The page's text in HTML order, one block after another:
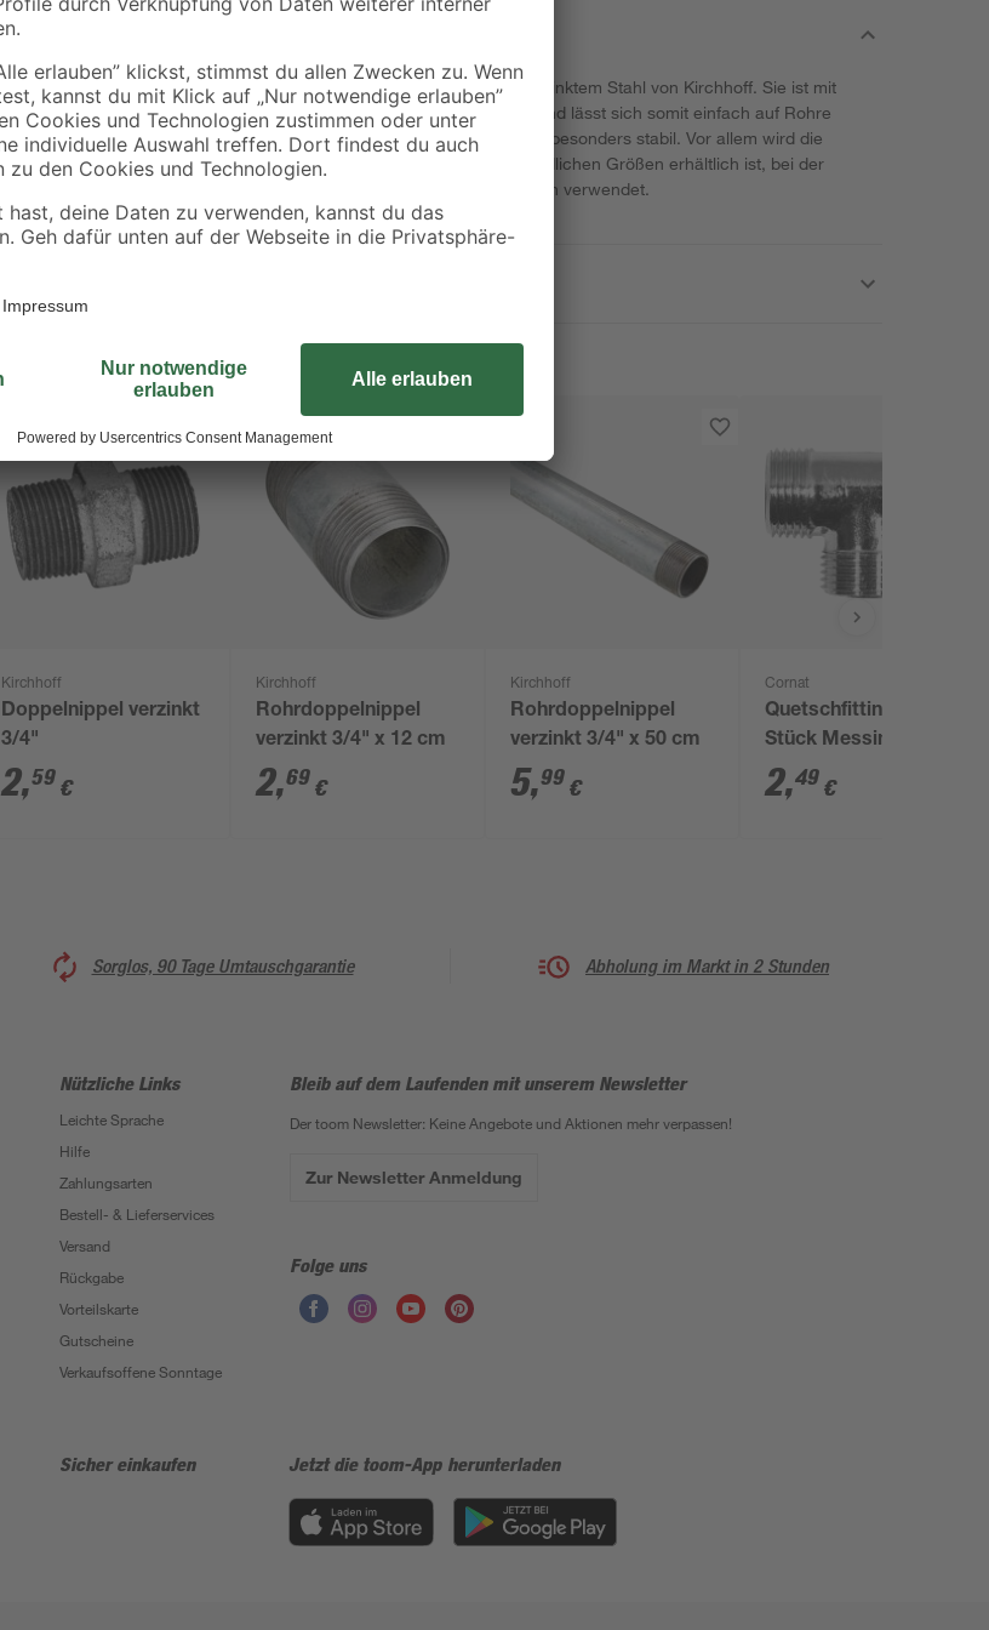
Besonders robust ist die Schraubmuffe aus verzinktem Stahl von Kirchhoff. Sie ist mit
einem metrischen Innengewinde ausgestattet und lässt sich somit einfach auf Rohre
aufdrehen. Die Verbindung wird dank der Muffe besonders stabil. Vor allem wird die
Schraubmuffe, die je nach Bedarf in unterschiedlichen Größen erhältlich ist, bei der
Installation von Trinkwasser- und Heizungsrohren verwendet.
Kirchhoff
Doppelnippel verzinkt
3/4"
2,59 €
Kirchhoff
Rohrdoppelnippel
verzinkt 3/4" x 12 cm
2,69 €
Kirchhoff
Rohrdoppelnippel
verzinkt 3/4" x 50 cm
5,99 €
Cornat
Quetschfitting T-
Stück Messing
verchromt 3/8" AG x
Ø 10 mm
2,49 €
Sorglos, 90 Tage Umtauschgarantie Abholung im Markt in 2 Stunden
Nützliche Links
Leichte Sprache
Hilfe
Zahlungsarten
Bestell- & Lieferservices
Versand
Rückgabe
Vorteilskarte
Gutscheine
Verkaufsoffene Sonntage
Bleib auf dem Laufenden mit unserem Newsletter
Der toom Newsletter: Keine Angebote und Aktionen mehr verpassen!
Zur Newsletter Anmeldung
Folge uns
Sicher einkaufen Jetzt die toom-App herunterladen